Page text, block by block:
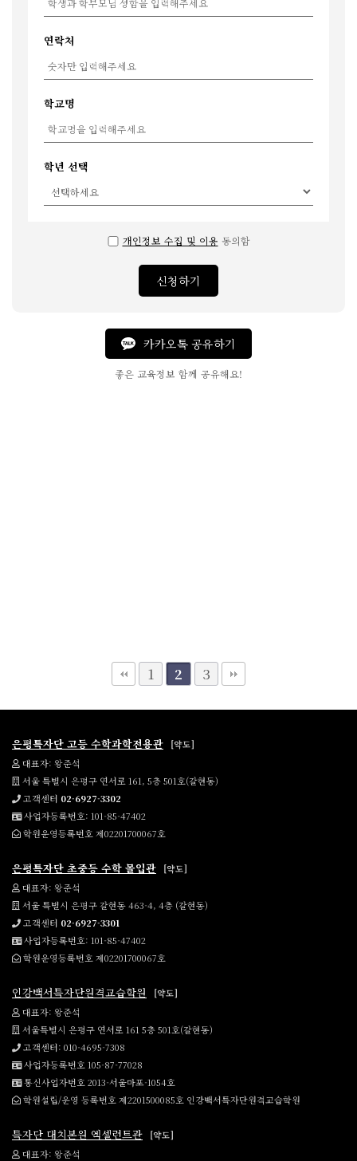
연락처
학교명
학년 선택
개인정보 수집 및 이용 동의함
신청하기
카카오톡 공유하기
좋은 교육정보 함께 공유해요!
1 2 3
은평특자단 고등 수학과학전용관
[약도]
대표자: 왕준석
서울 특별시 은평구 연서로 161, 5층 501호(갈현동)
고객센터 02-6927-3302
사업자등록번호: 101-85-47402
학원운영등록번호 제02201700067호
은평특자단 초중등 수학 몰입관
[약도]
대표자: 왕준석
서울 특별시 은평구 갈현동 463-4, 4층 (갈현동)
고객센터 02-6927-3301
사업자등록번호: 101-85-47402
학원운영등록번호 제02201700067호
인강백서특자단원격교습학원
[약도]
대표자: 왕준석
서울특별시 은평구 연서로 161 5층 501호(갈현동)
고객센터: 010-4695-7308
사업자등록번호 105-87-77028
통신사업자번호 2013-서울마포-1054호
학원설립/운영 등록번호 제2201500085호 인강백서특자단원격교습학원
특자단 대치본원 엑셀런트관
[약도]
대표자: 왕준석